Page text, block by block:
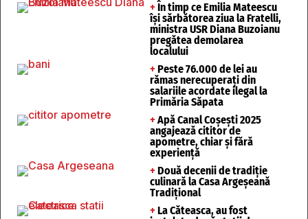
+ În timp ce Emilia Mateescu
își sărbătorea ziua la Fratelli,
ministra USR Diana Buzoianu
pregătea demolarea
localului
+ Peste 76.000 de lei au
rămas nerecuperați din
salariile acordate ilegal la
Primăria Săpata
+ Apă Canal Coșești 2025
angajează cititor de
apometre, chiar și fără
experiență
+ Două decenii de tradiție
culinară la Casa Argeșeană
Tradițional
+ La Căteasca, au fost